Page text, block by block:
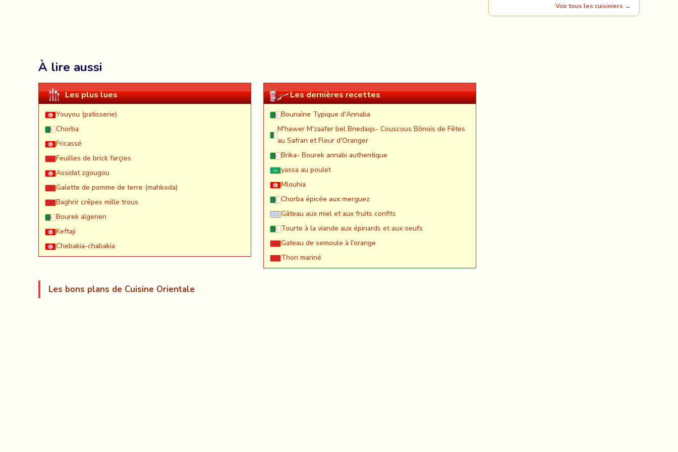
À lire aussi
Les plus lues
Youyou (patisserie)
Chorba
Fricassé
Feuilles de brick farçies
Assidat zgougou
Galette de pomme de terre (mahkoda)
Baghrir crêpes mille trous
Bourek algerien
Keftaji
Chebakia-chabakia
Les dernières recettes
Bounaïne Typique d'Annaba
M'hawer M'zaafer bel Bnedaqs- Couscous Bônois de Fêtes
au Safran et Fleur d'Oranger
Brika- Bourek annabi authentique
yassa au poulet
Mlouhia
Chorba épicée aux merguez
Gâteau aux miel et aux fruits confits
Tourte à la viande aux épinards et aux oeufs
Gateau de semoule à l'orange
Thon mariné
Les bons plans de Cuisine Orientale
Voir tous les cuisiniers →